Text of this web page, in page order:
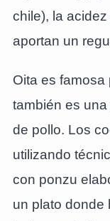
chile), la
aportan un
Oita es famosa
también es
de pollo. Los
utilizando
con ponzu
un plato donde